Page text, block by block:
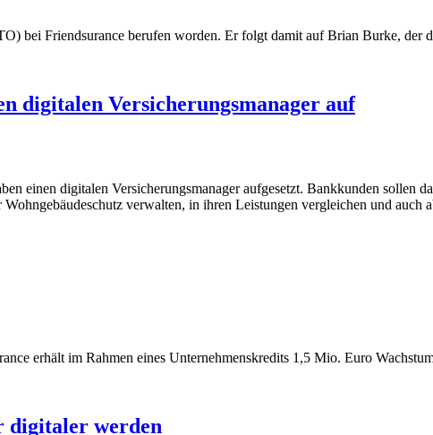
bei Friendsurance berufen worden. Er folgt damit auf Brian Burke, der
digitalen Versicherungsmanager auf
einen digitalen Versicherungsmanager aufgesetzt. Bankkunden
verwalten, in ihren Leistungen vergleichen und auch
erhält im Rahmen eines Unternehmenskredits 1,5 Mio. Euro
digitaler werden